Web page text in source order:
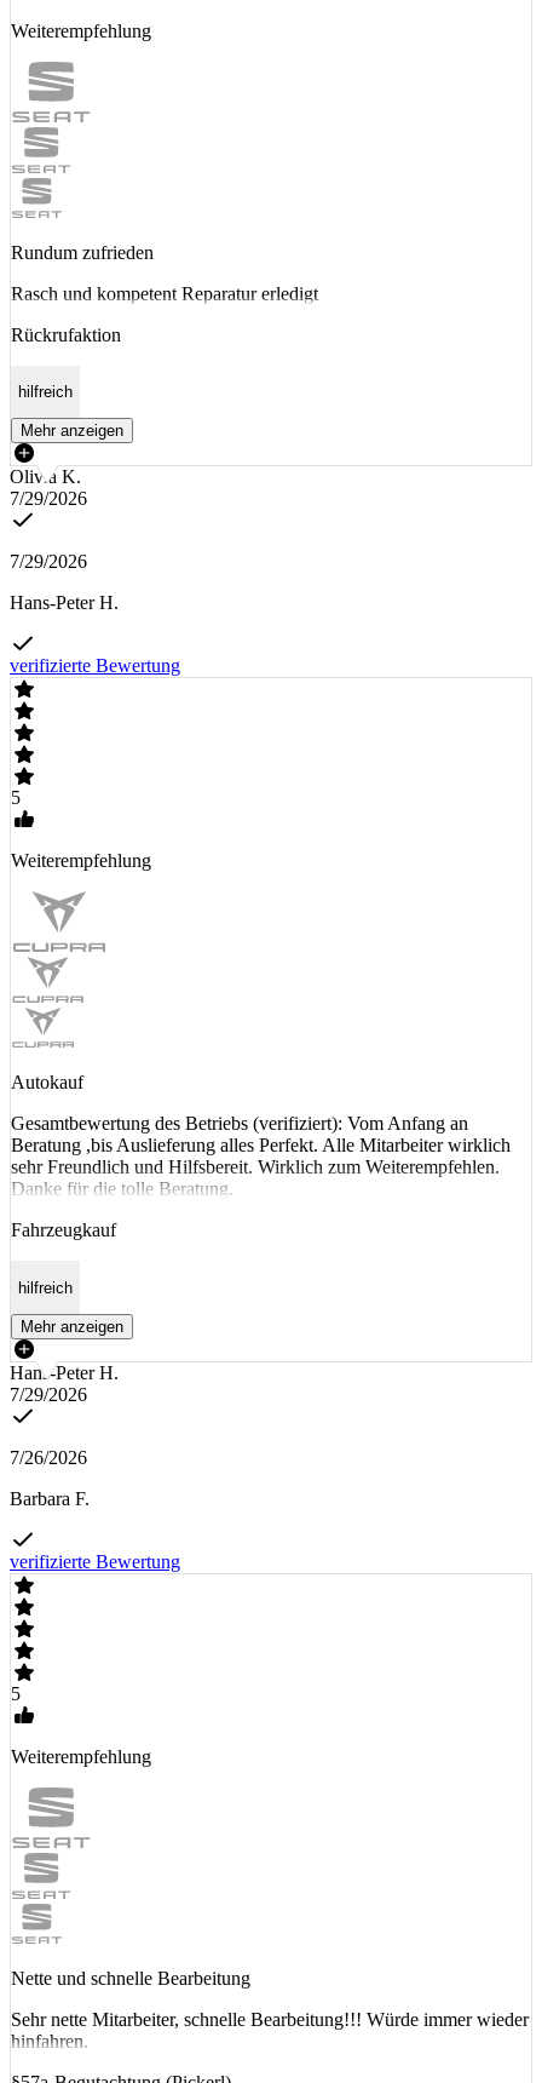
Weiterempfehlung
Rundum zufrieden
Rasch und kompetent Reparatur erledigt
Rückrufaktion
hilfreich
Mehr anzeigen
Olivia K.
7/29/2026
7/29/2026
Hans-Peter H.
verifizierte Bewertung
5
Weiterempfehlung
Autokauf
Gesamtbewertung des Betriebs (verifiziert): Vom Anfang an
Beratung ,bis Auslieferung alles Perfekt. Alle Mitarbeiter wirklich
sehr Freundlich und Hilfsbereit. Wirklich zum Weiterempfehlen.
Danke für die tolle Beratung.
Fahrzeugkauf
hilfreich
Mehr anzeigen
Hans-Peter H.
7/29/2026
7/26/2026
Barbara F.
verifizierte Bewertung
5
Weiterempfehlung
Nette und schnelle Bearbeitung
Sehr nette Mitarbeiter, schnelle Bearbeitung!!! Würde immer wieder
hinfahren.